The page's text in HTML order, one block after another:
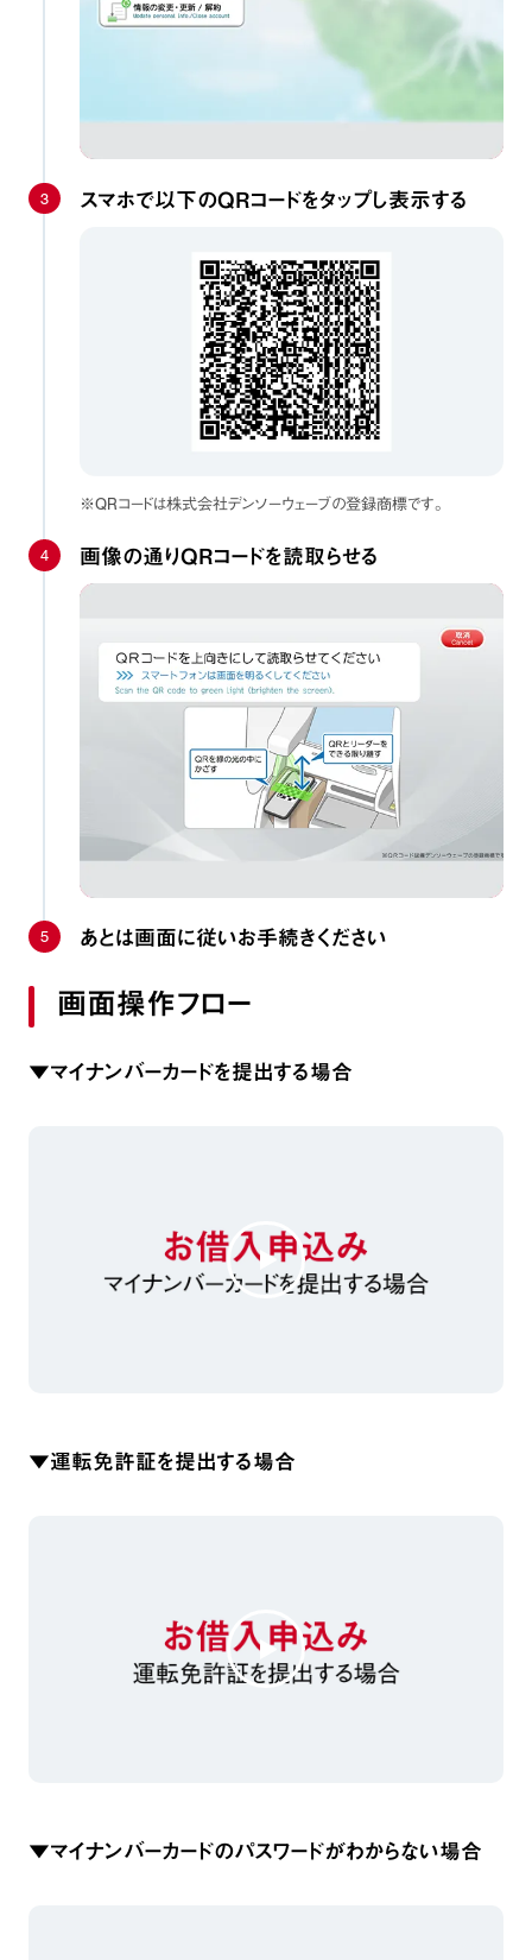
3 スマホで以下のQRコードをタップし表示する
※QRコードは株式会社デンソーウェーブの登録商標です。
4 画像の通りQRコードを読取らせる
5 あとは画面に従いお手続きください
画面操作フロー
▼マイナンバーカードを提出する場合
▼運転免許証を提出する場合
▼マイナンバーカードのパスワードがわからない場合